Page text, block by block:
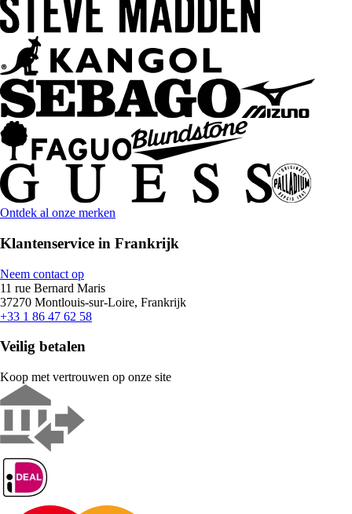
Ontdek al onze merken
Klantenservice in Frankrijk
Neem contact op
11 rue Bernard Maris
37270 Montlouis-sur-Loire, Frankrijk
+33 1 86 47 62 58
Veilig betalen
Koop met vertrouwen op onze site